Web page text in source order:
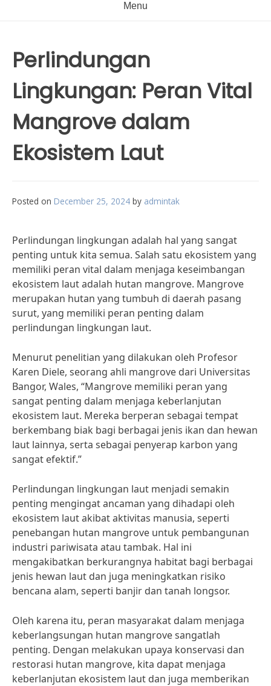
Menu
Perlindungan
Lingkungan: Peran Vital
Mangrove dalam
Ekosistem Laut
Posted on December 25, 2024 by admintak
Perlindungan lingkungan adalah hal yang sangat
penting untuk kita semua. Salah satu ekosistem yang
memiliki peran vital dalam menjaga keseimbangan
ekosistem laut adalah hutan mangrove. Mangrove
merupakan hutan yang tumbuh di daerah pasang
surut, yang memiliki peran penting dalam
perlindungan lingkungan laut.
Menurut penelitian yang dilakukan oleh Profesor
Karen Diele, seorang ahli mangrove dari Universitas
Bangor, Wales, “Mangrove memiliki peran yang
sangat penting dalam menjaga keberlanjutan
ekosistem laut. Mereka berperan sebagai tempat
berkembang biak bagi berbagai jenis ikan dan hewan
laut lainnya, serta sebagai penyerap karbon yang
sangat efektif.”
Perlindungan lingkungan laut menjadi semakin
penting mengingat ancaman yang dihadapi oleh
ekosistem laut akibat aktivitas manusia, seperti
penebangan hutan mangrove untuk pembangunan
industri pariwisata atau tambak. Hal ini
mengakibatkan berkurangnya habitat bagi berbagai
jenis hewan laut dan juga meningkatkan risiko
bencana alam, seperti banjir dan tanah longsor.
Oleh karena itu, peran masyarakat dalam menjaga
keberlangsungan hutan mangrove sangatlah
penting. Dengan melakukan upaya konservasi dan
restorasi hutan mangrove, kita dapat menjaga
keberlanjutan ekosistem laut dan juga memberikan